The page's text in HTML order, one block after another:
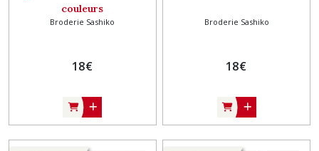
couleurs
Broderie Sashiko
18€
Broderie Sashiko
18€